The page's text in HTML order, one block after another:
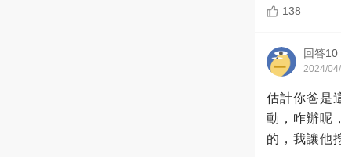
138
回答10
2024/
估計你爸是
動，咋辦呢
的，我讓他